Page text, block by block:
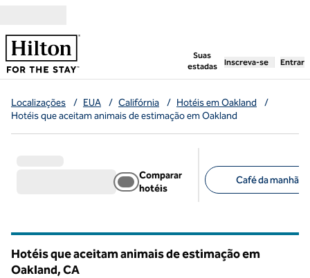
Suas
estadas
, abre uma nova
Inscreva-se Entrar
Localizações / EUA / Califórnia / Hotéis em Oakland
/
Hotéis que aceitam animais de estimação em Oakland
Comparar
hotéis
Café da manhã
Hotéis que aceitam animais de estimação em
Oakland,CA